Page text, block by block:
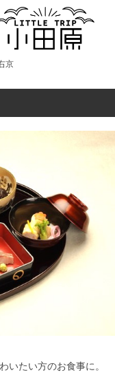
京
いたい方のお食事に。